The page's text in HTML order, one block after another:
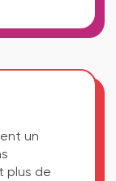
un
plus de